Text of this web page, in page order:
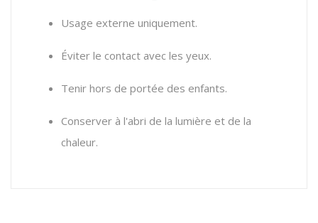
Usage externe uniquement.
Éviter le contact avec les yeux.
Tenir hors de portée des enfants.
Conserver à l'abri de la lumière et de la
chaleur.